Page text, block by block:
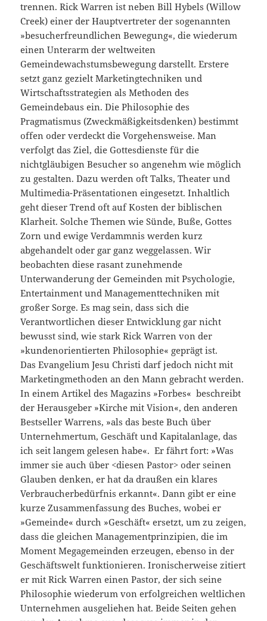
trennen. Rick Warren ist neben Bill Hybels (Willow
Creek) einer der Hauptvertreter der sogenannten
»besucherfreundlichen Bewegung«, die wiederum
einen Unterarm der weltweiten
Gemeindewachstumsbewegung darstellt. Erstere
setzt ganz gezielt Marketingtechniken und
Wirtschaftsstrategien als Methoden des
Gemeindebaus ein. Die Philosophie des
Pragmatismus (Zweckmäßigkeitsdenken) bestimmt
offen oder verdeckt die Vorgehensweise. Man
verfolgt das Ziel, die Gottesdienste für die
nichtgläubigen Besucher so angenehm wie möglich
zu gestalten. Dazu werden oft Talks, Theater und
Multimedia-Präsentationen eingesetzt. Inhaltlich
geht dieser Trend oft auf Kosten der biblischen
Klarheit. Solche Themen wie Sünde, Buße, Gottes
Zorn und ewige Verdammnis werden kurz
abgehandelt oder gar ganz weggelassen. Wir
beobachten diese rasant zunehmende
Unterwanderung der Gemeinden mit Psychologie,
Entertainment und Managementtechniken mit
großer Sorge. Es mag sein, dass sich die
Verantwortlichen dieser Entwicklung gar nicht
bewusst sind, wie stark Rick Warren von der
»kundenorientierten Philosophie« geprägt ist.
Das Evangelium Jesu Christi darf jedoch nicht mit
Marketingmethoden an den Mann gebracht werden.
In einem Artikel des Magazins »Forbes« beschreibt
der Herausgeber »Kirche mit Vision«, den anderen
Bestseller Warrens, »als das beste Buch über
Unternehmertum, Geschäft und Kapitalanlage, das
ich seit langem gelesen habe«. Er fährt fort: »Was
immer sie auch über <diesen Pastor> oder seinen
Glauben denken, er hat da draußen ein klares
Verbraucherbedürfnis erkannt«. Dann gibt er eine
kurze Zusammenfassung des Buches, wobei er
»Gemeinde« durch »Geschäft« ersetzt, um zu zeigen,
dass die gleichen Managementprinzipien, die im
Moment Megagemeinden erzeugen, ebenso in der
Geschäftswelt funktionieren. Ironischerweise zitiert
er mit Rick Warren einen Pastor, der sich seine
Philosophie wiederum von erfolgreichen weltlichen
Unternehmen ausgeliehen hat. Beide Seiten gehen